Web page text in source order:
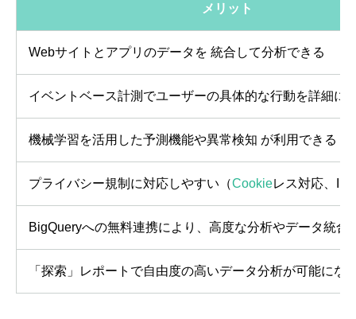
メリット
Webサイトとアプリのデータを 統合して分析できる
イベントベース計測でユーザーの具体的な行動を詳細に
機械学習を活用した予測機能や異常検知 が利用できる
プライバシー規制に対応しやすい（Cookieレス対応、IP
BigQueryへの無料連携により、高度な分析やデータ統合
「探索」レポートで自由度の高いデータ分析が可能にな